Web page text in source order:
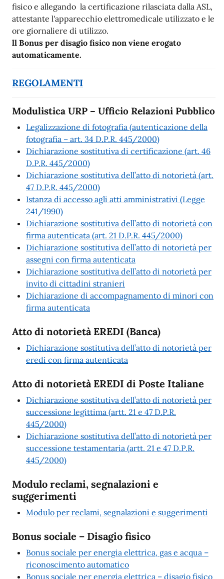
fisico e allegando la certificazione rilasciata dalla ASL,
attestante l'apparecchio elettromedicale utilizzato e le
ore giornaliere di utilizzo.
ll Bonus per disagio fisico non viene erogato
automaticamente.
REGOLAMENTI
Modulistica URP – Ufficio Relazioni Pubblico
Legalizzazione di fotografia (autenticazione della
fotografia – art. 34 D.P.R. 445/2000)
Dichiarazione sostitutiva di certificazione (art. 46
D.P.R. 445/2000)
Dichiarazione sostitutiva dell’atto di notorietà (art.
47 D.P.R. 445/2000)
Istanza di accesso agli atti amministrativi (Legge
241/1990)
Dichiarazione sostitutiva dell’atto di notorietà con
firma autenticata (art. 21 D.P.R. 445/2000)
Dichiarazione sostitutiva dell’atto di notorietà per
assegni con firma autenticata
Dichiarazione sostitutiva dell’atto di notorietà per
invito di cittadini stranieri
Dichiarazione di accompagnamento di minori con
firma autenticata
Atto di notorietà EREDI (Banca)
Dichiarazione sostitutiva dell’atto di notorietà per
eredi con firma autenticata
Atto di notorietà EREDI di Poste Italiane
Dichiarazione sostitutiva dell’atto di notorietà per
successione legittima (artt. 21 e 47 D.P.R.
445/2000)
Dichiarazione sostitutiva dell’atto di notorietà per
successione testamentaria (artt. 21 e 47 D.P.R.
445/2000)
Modulo reclami, segnalazioni e
suggerimenti
Modulo per reclami, segnalazioni e suggerimenti
Bonus sociale – Disagio fisico
Bonus sociale per energia elettrica, gas e acqua –
riconoscimento automatico
Bonus sociale per energia elettrica – disagio fisico